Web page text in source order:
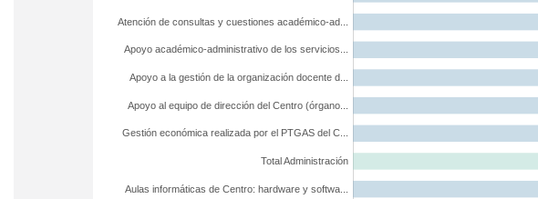
Aulas informáticas de Centro: hardware y softwa...
Total Administración
Gestión económica realizada por el PTGAS del C...
Apoyo al equipo de dirección del Centro (órgano...
Apoyo a la gestión de la organización docente d...
Apoyo académico-administrativo de los servicios...
Atención de consultas y cuestiones académico-ad...